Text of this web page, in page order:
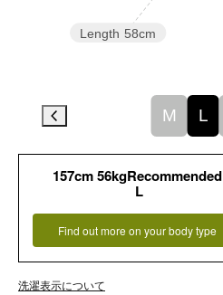
Length 58cm
M L
157cm 56kgRecommended
L
Find out more on your body type
洗濯表示について